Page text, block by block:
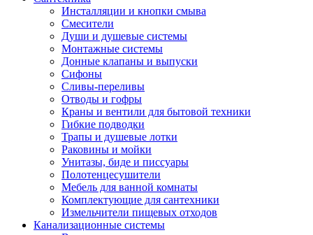
Инсталляции и кнопки смыва
Смесители
Души и душевые системы
Монтажные системы
Донные клапаны и выпуски
Сифоны
Сливы-переливы
Отводы и гофры
Краны и вентили для бытовой техники
Гибкие подводки
Трапы и душевые лотки
Раковины и мойки
Унитазы, биде и писсуары
Полотенцесушители
Мебель для ванной комнаты
Комплектующие для сантехники
Измельчители пищевых отходов
Канализационные системы